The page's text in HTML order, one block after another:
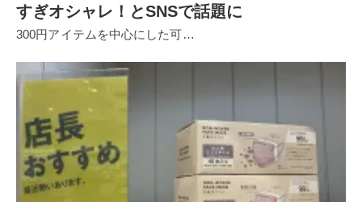
すぎオシャレ！とSNSで話題に
300円アイテムを中心にした可…